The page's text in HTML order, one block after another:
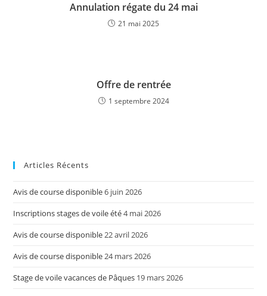
Annulation régate du 24 mai
21 mai 2025
Offre de rentrée
1 septembre 2024
Articles Récents
Avis de course disponible6 juin 2026
Inscriptions stages de voile été4 mai 2026
Avis de course disponible22 avril 2026
Avis de course disponible24 mars 2026
Stage de voile vacances de Pâques 19 mars 2026